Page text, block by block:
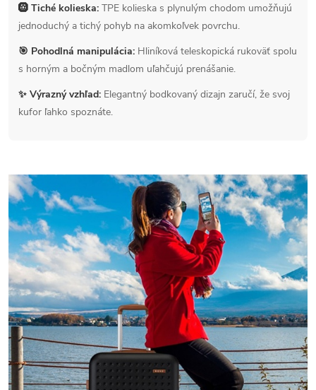
🛞 Tiché kolieska: TPE kolieska s plynulým chodom umožňujú
jednoduchý a tichý pohyb na akomkoľvek povrchu.
🎯 Pohodlná manipulácia: Hliníková teleskopická rukoväť spolu
s horným a bočným madlom uľahčujú prenášanie.
✨ Výrazný vzhľad: Elegantný bodkovaný dizajn zaručí, že svoj
kufor ľahko spoznáte.